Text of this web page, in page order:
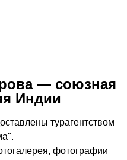
— союзная
Индии
турагентством
фотографии